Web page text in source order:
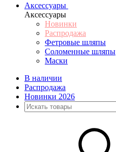
Аксессуары
Аксессуары
Новинки
Распродажа
Фетровые шляпы
Соломенные шляпы
Маски
В наличии
Распродажа
Новинки 2026